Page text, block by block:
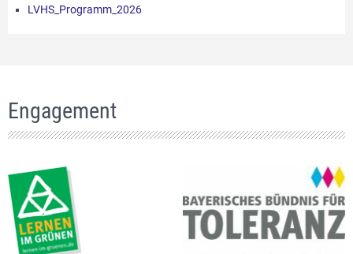
LVHS_Programm_2026
Engagement